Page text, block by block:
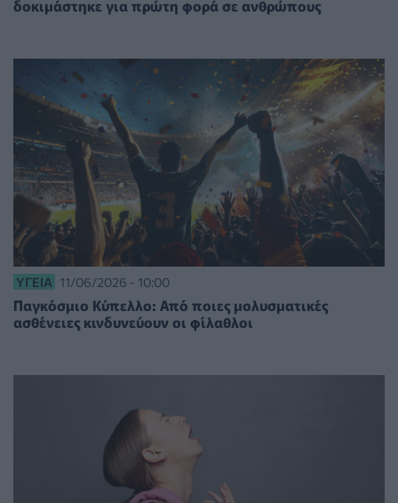
δοκιμάστηκε για πρώτη φορά σε ανθρώπους
ΥΓΕΊΑ 11/06/2026 - 10:00
Παγκόσμιο Κύπελλο: Από ποιες μολυσματικές
ασθένειες κινδυνεύουν οι φίλαθλοι